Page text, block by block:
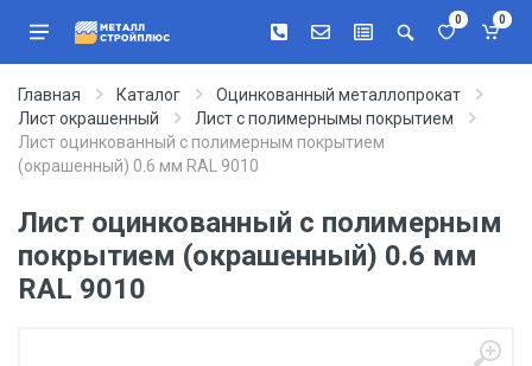
0 0
Главная Каталог
Оцинкованный металлопрокат
Лист окрашенный
Лист с полимернымы покрытием
Лист оцинкованный с полимерным покрытием
(окрашенный) 0.6 мм RAL 9010
Лист оцинкованный с полимерным
покрытием (окрашенный) 0.6 мм
RAL 9010